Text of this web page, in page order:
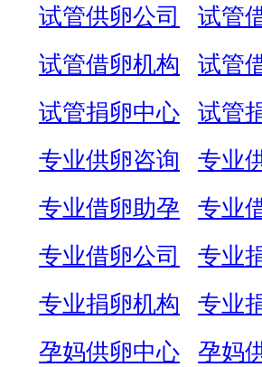
试管供卵公司
试管
试管借卵机构
试管
试管捐卵中心
试管
专业供卵咨询
专业
专业借卵助孕
专业
专业借卵公司
专业
专业捐卵机构
专业
孕妈供卵中心
孕妈